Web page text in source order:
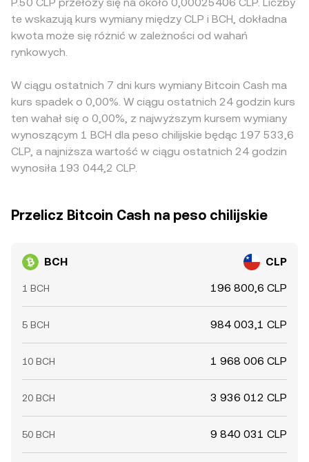
te wskazują kurs wymiany między CLP i BCH, dokładna
kwota może się różnić w zależności od wahań
rynkowych.
W ciągu ostatnich 7 dni kurs wymiany Bitcoin Cash ma
kurs spadek o 0,00%. W ciągu ostatnich 24 godzin kurs
ten wahał się o 0,00%, z najwyższym kursem wymiany
wynoszącym 1 BCH dla peso chilijskie będąc 197 533,6
CLP, a najniższa wartość w ciągu ostatnich 24 godzin
wynosiła 193 044,2 CLP.
Przelicz Bitcoin Cash na peso chilijskie
BCH CLP
1 BCH 196 800,6 CLP
5 BCH 984 003,1 CLP
10 BCH 1 968 006 CLP
20 BCH 3 936 012 CLP
50 BCH 9 840 031 CLP